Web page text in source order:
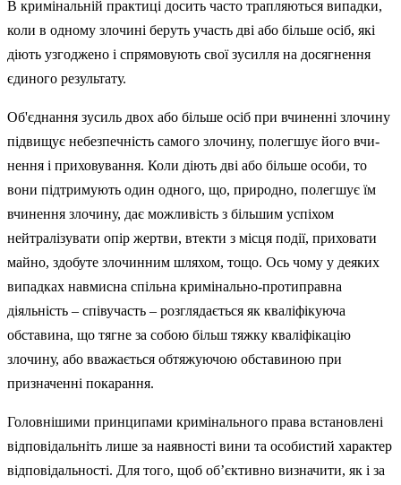
В кримінальній практиці досить часто трапляються випадки,
коли в одному зло­чині беруть участь дві або більше осіб, які
діють узгоджено і спрямову­ють свої зусилля на досягнення
єдиного результату.
Об'єднання зусиль двох або більше осіб при вчиненні злочину
підвищує небезпечність самого злочину, полегшує його вчи­
нення і приховування. Коли діють дві або більше особи, то
вони підтримують один одного, що, природно, полегшує їм
вчинення зло­чину, дає можливість з більшим успіхом
нейтралізувати опір жертви, втекти з місця події, приховати
майно, здобуте злочинним шляхом, тощо. Ось чому у деяких
випадках навмисна спільна кримінально-протиправна
діяльність – співучасть – розглядається як кваліфікуюча
обставина, що тягне за собою більш тяжку кваліфіка­цію
злочину, або вважається обтяжуючою обставиною при
призначенні покарання.
Головнішими принципами кримінального права встановлені
відповідальніть лише за наявності вини та особистий характер
відповідальності. Для того, щоб об’єктивно визначити, як і за